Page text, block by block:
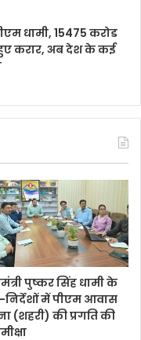
धामी, 15475 करोड
करार, अब देश के कई
पुष्कर सिंह धामी के
निर्देशों में पीएम आवास
(शहरी) की प्रगति की